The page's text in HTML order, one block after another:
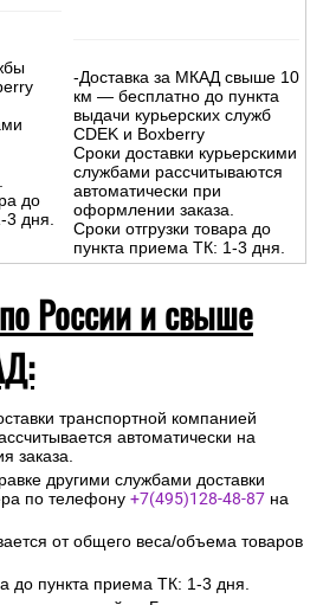
до
3 дня.
-Доставка за МКАД свыше 10
км — бесплатно до пункта
выдачи курьерских служб
CDEK и Boxberry
Сроки доставки курьерскими
службами рассчитываются
автоматически при
оформлении заказа.
Сроки отгрузки товара до
пункта приема ТК: 1-3 дня.
России и свыше
транспортной компанией
автоматически на
заказа.
другими службами доставки
по телефону +7(495)128-48-87 на
от общего веса/объема товаров
до пункта приема ТК: 1-3 дня.